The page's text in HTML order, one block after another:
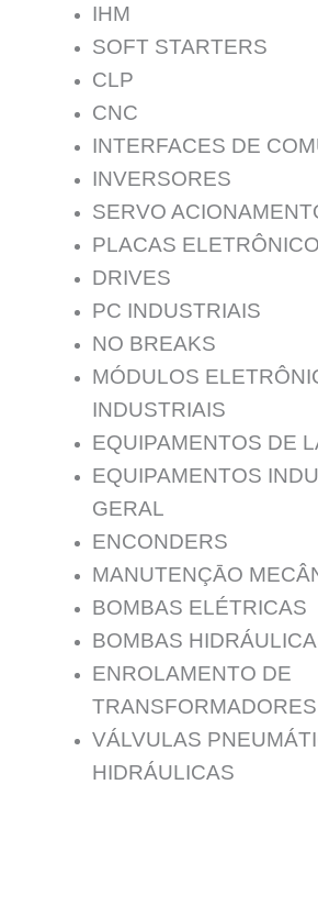
IHM
SOFT STARTERS
CLP
CNC
INTERFACES DE
INVERSORES
SERVO
PLACAS
DRIVES
PC INDUSTRIAIS
NO BREAKS
MÓDULOS
INDUSTRIAIS
EQUIPAMENTOS DE
EQUIPAMENTOS
GERAL
ENCONDERS
MANUTENÇĀO
BOMBAS ELÉTRICAS
BOMBAS
ENROLAMENTO DE
VÁLVULAS
HIDRÁULICAS